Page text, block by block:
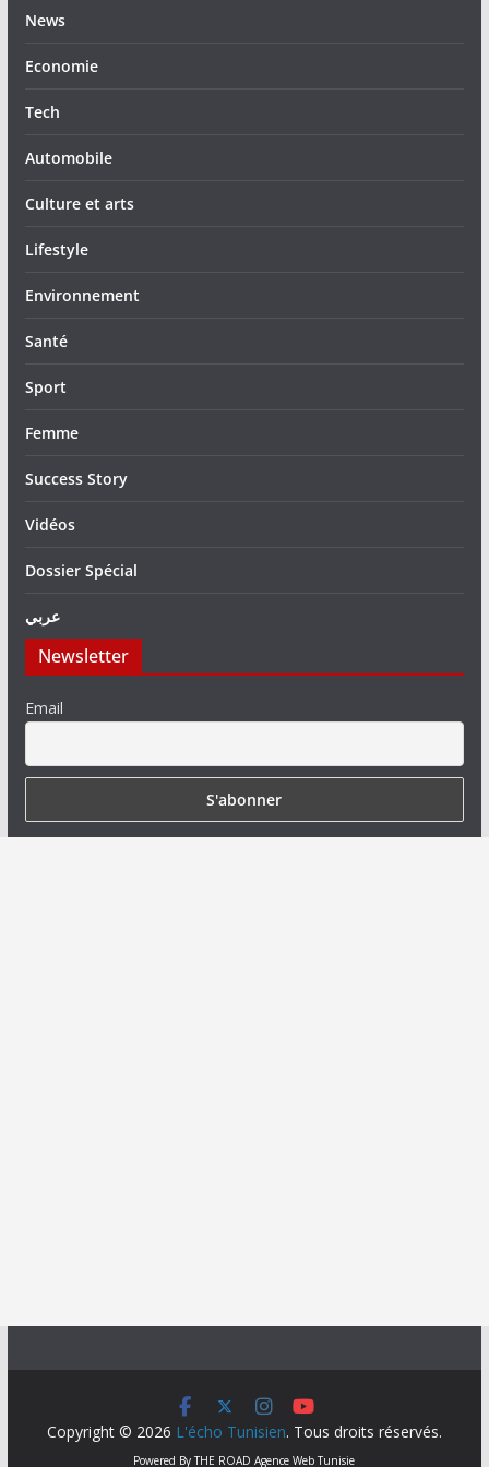
News
Economie
Tech
Automobile
Culture et arts
Lifestyle
Environnement
Santé
Sport
Femme
Success Story
Vidéos
Dossier Spécial
عربي
Newsletter
Email
Copyright © 2026 L'écho Tunisien. Tous droits réservés.
Powered ByTHE ROAD Agence Web Tunisie